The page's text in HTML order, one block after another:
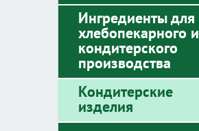
Ингредиенты для
хлебопекарного и
кондитерского
производства
Кондитерские
изделия